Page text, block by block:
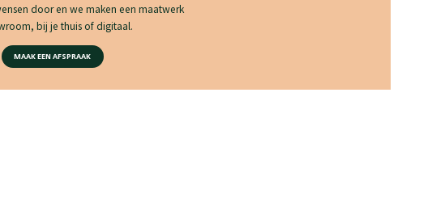
door en we maken een maatwerk
bij je thuis of digitaal.
MAAK EEN AFSPRAAK